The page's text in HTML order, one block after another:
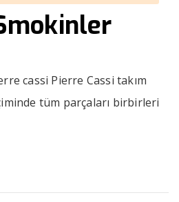
cassi Pierre Cassi takım
tüm parçaları birbirleri